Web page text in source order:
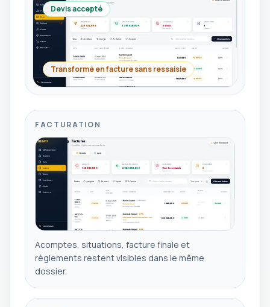
Devis accepté
Transformé en facture sans ressaisie
FACTURATION
Acomptes, situations, facture finale et
règlements restent visibles dans le même
dossier.